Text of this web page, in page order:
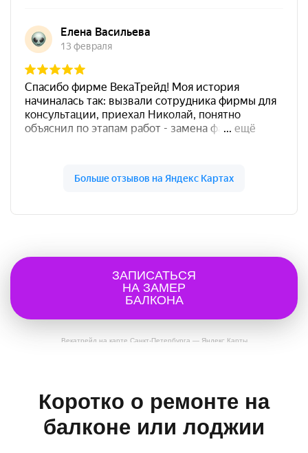
Векатрейд на карте Санкт‑Петербурга — Яндекс Карты
ЗАПИСАТЬСЯ
НА ЗАМЕР
БАЛКОНА
Коротко о ремонте на
балконе или лоджии